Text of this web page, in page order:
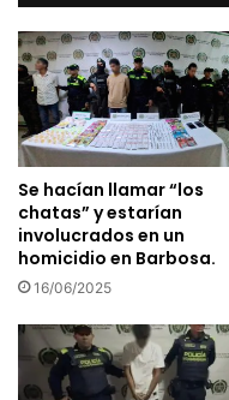
Se hacían llamar “los
chatas” y estarían
involucrados en un
homicidio en Barbosa.
16/06/2025